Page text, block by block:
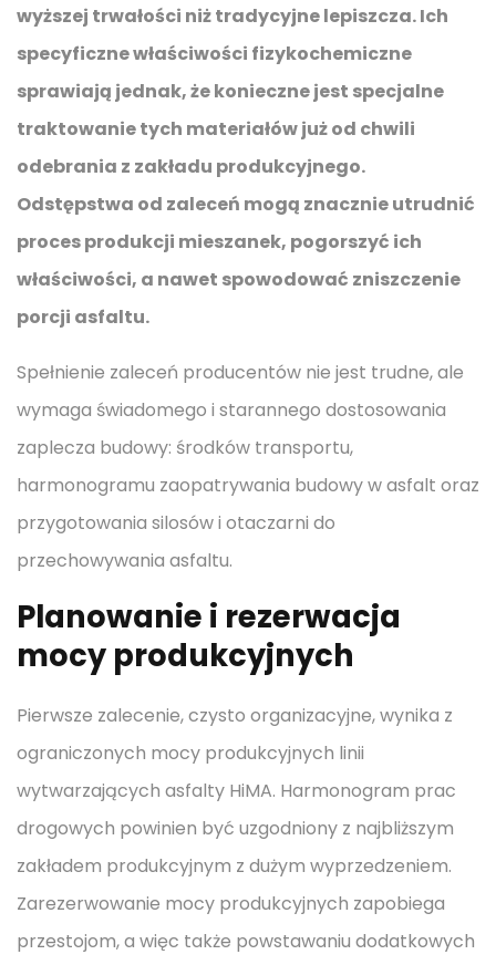
wyższej trwałości niż tradycyjne lepiszcza. Ich
specyficzne właściwości fizykochemiczne
sprawiają jednak, że konieczne jest specjalne
traktowanie tych materiałów już od chwili
odebrania z zakładu produkcyjnego.
Odstępstwa od zaleceń mogą znacznie utrudnić
proces produkcji mieszanek, pogorszyć ich
właściwości, a nawet spowodować zniszczenie
porcji asfaltu.
Spełnienie zaleceń producentów nie jest trudne, ale
wymaga świadomego i starannego dostosowania
zaplecza budowy: środków transportu,
harmonogramu zaopatrywania budowy w asfalt oraz
przygotowania silosów i otaczarni do
przechowywania asfaltu.
Planowanie i rezerwacja
mocy produkcyjnych
Pierwsze zalecenie, czysto organizacyjne, wynika z
ograniczonych mocy produkcyjnych linii
wytwarzających asfalty HiMA. Harmonogram prac
drogowych powinien być uzgodniony z najbliższym
zakładem produkcyjnym z dużym wyprzedzeniem.
Zarezerwowanie mocy produkcyjnych zapobiega
przestojom, a więc także powstawaniu dodatkowych